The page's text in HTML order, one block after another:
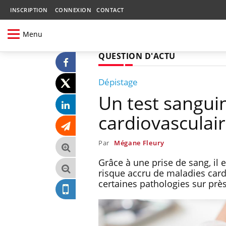
INSCRIPTION CONNEXION CONTACT
Menu
QUESTION D'ACTU
Dépistage
Un test
Par Mégane Fleury
Grâce à une prise de sang, il
risque accru de maladies
certaines pathologies sur